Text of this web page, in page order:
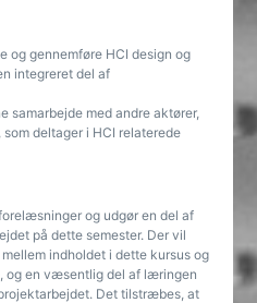
og gennemføre HCI design og
integreret del af
samarbejde med andre aktører,
deltager i HCI relaterede
og udgør en del af
på dette semester. Der vil
indholdet i dette kursus og
og en væsentlig del af læringen
Det tilstræbes, at